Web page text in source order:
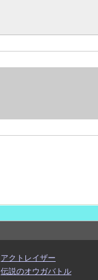
アクトレイザー
伝説のオウガバトル